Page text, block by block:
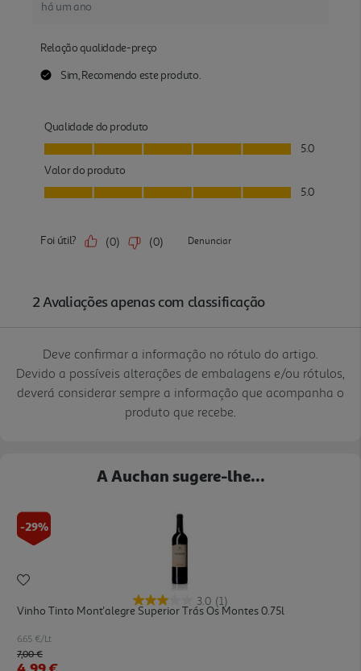
Deve confirmar a informação no rótulo do artigo.
Devido a possíveis alterações de embalagens e/ou rótulos,
deverá considerar sempre a informação que acompanha o
produto que recebe.
A Auchan sugere-lhe...
-29%
3.0 (1)
Vinho Tinto Mont'alegre Superior Trás Os Montes 0.75l
6.65 €/Lt
Price reduced from
7,00 €to